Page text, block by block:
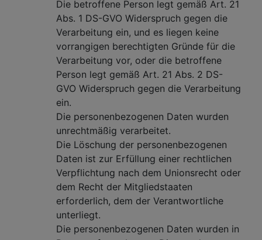
Die betroffene Person legt gemäß Art. 21
Abs. 1 DS-GVO Widerspruch gegen die
Verarbeitung ein, und es liegen keine
vorrangigen berechtigten Gründe für die
Verarbeitung vor, oder die betroffene
Person legt gemäß Art. 21 Abs. 2 DS-
GVO Widerspruch gegen die Verarbeitung
ein.
Die personenbezogenen Daten wurden
unrechtmäßig verarbeitet.
Die Löschung der personenbezogenen
Daten ist zur Erfüllung einer rechtlichen
Verpflichtung nach dem Unionsrecht oder
dem Recht der Mitgliedstaaten
erforderlich, dem der Verantwortliche
unterliegt.
Die personenbezogenen Daten wurden in